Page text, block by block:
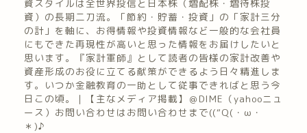
資スタイルは全世界投信と日本株（増配株・増待株投
資）の長期二刀流。「節約・貯蓄・投資」の「家計三分
の計」を軸に、お得情報や投資情報など一般的な会社員
にもできた再現性が高いと思った情報をお届けしたいと
思います。『家計軍師』として読者の皆様の家計改善や
資産形成のお役に立てる献策ができるよう日々精進しま
す。いつか金融教育の一助として従事できればと思う今
日この頃。｜【主なメディア掲載】＠DIME（yahooニュ
ース）お問い合わせはお問い合わせまで((“Q(・ω・
＊)♪